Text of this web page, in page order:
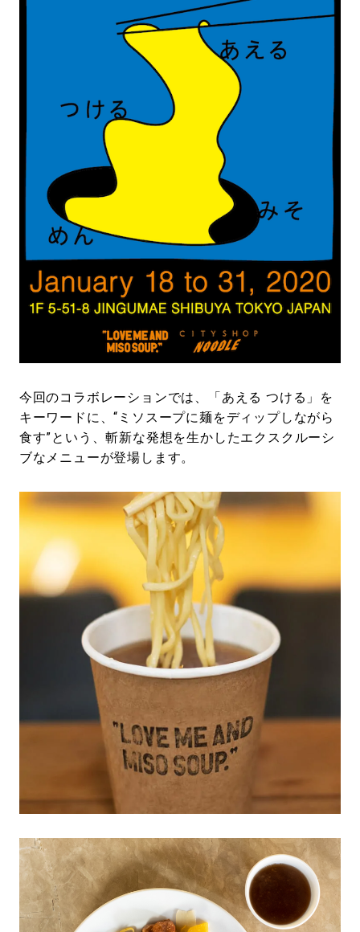
今回のコラボレーションでは、「あえる つける」を
キーワードに、“ミソスープに麺をディップしながら
食す”という、斬新な発想を生かしたエクスクルーシ
ブなメニューが登場します。